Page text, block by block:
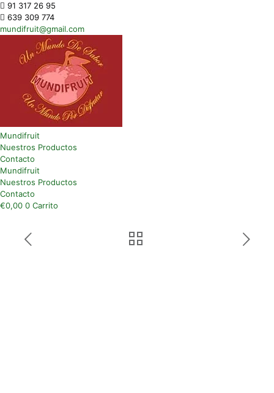
91 317 26 95
639 309 774
mundifruit@gmail.com
Mundifruit
Nuestros Productos
Contacto
Mundifruit
Nuestros Productos
Contacto
€0,00 0 Carrito